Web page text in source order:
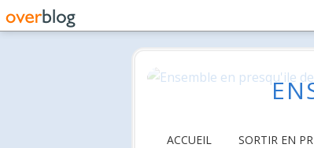
ACCUEIL SORTIR EN